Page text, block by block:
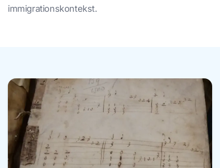
immigrationskontekst.